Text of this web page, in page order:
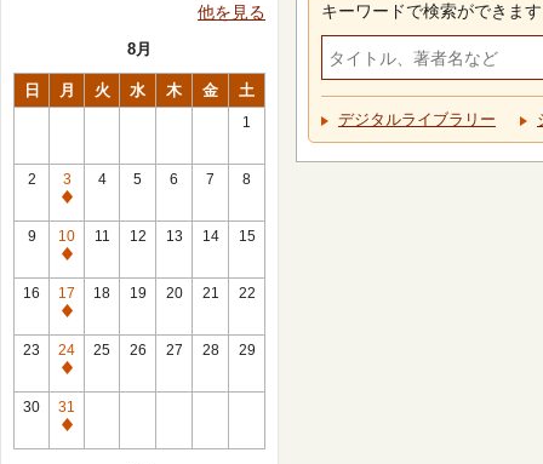
他を見る
8月
日 月 火 水 木 金 土
1
2
3
休
館
日
4 5 6 7 8
9
10
休
館
日
11 12 13 14 15
16
17
休
館
日
18 19 20 21 22
23
24
休
館
日
25 26 27 28 29
30
31
休
キーワードで検索ができます
デジタルライブラリー